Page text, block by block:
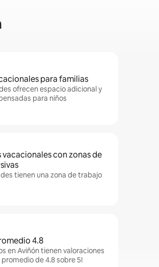
para familias
ofrecen espacio adicional y
para niños
con zonas de
tienen una zona de trabajo
4.8
en Aviñón tienen valoraciones
promedio de 4.8 sobre 5!